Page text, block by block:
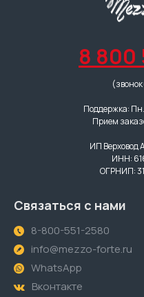
8 800
Поддержка:
Прием
ИП Верховод
ИНН:
ОГРНИП:
Связаться с нами
8-800-551-2580
info@mezzo-forte.ru
WhatsApp
Вконтакте